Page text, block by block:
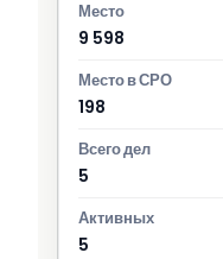
9 598
198
5
5